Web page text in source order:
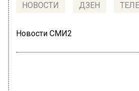
НОВОСТИ ДЗЕН
Новости СМИ2